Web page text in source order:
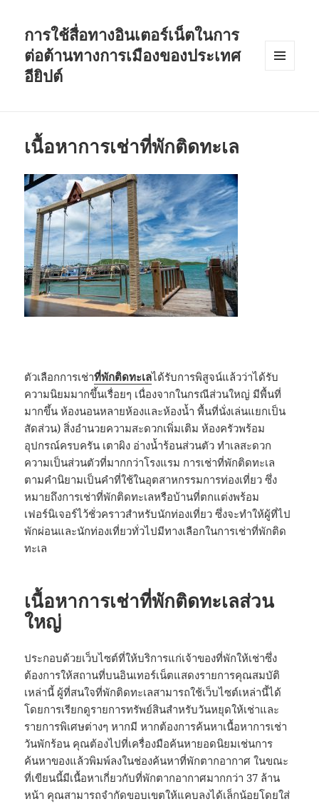
การใช้สื่อทางอินเตอร์เน็ตในการ
ต่อต้านทางการเมืองของประเทศ
อียิปต์
เนื้อหาการเช่าที่พักติดทะเล
ตัวเลือกการเช่าที่พักติดทะเลได้รับการพิสูจน์แล้วว่าได้รับ
ความนิยมมากขึ้นเรื่อยๆ เนื่องจากในกรณีส่วนใหญ่ มีพื้นที่
มากขึ้น ห้องนอนหลายห้องและห้องน้ำ พื้นที่นั่งเล่นแยกเป็น
สัดส่วน) สิ่งอำนวยความสะดวกเพิ่มเติม ห้องครัวพร้อม
อุปกรณ์ครบครัน เตาผิง อ่างน้ำร้อนส่วนตัว ทำเลสะดวก
ความเป็นส่วนตัวที่มากกว่าโรงแรม การเช่าที่พักติดทะเล
ตามคำนิยามเป็นคำที่ใช้ในอุตสาหกรรมการท่องเที่ยว ซึ่ง
หมายถึงการเช่าที่พักติดทะเลหรือบ้านที่ตกแต่งพร้อม
เฟอร์นิเจอร์ไว้ชั่วคราวสำหรับนักท่องเที่ยว ซึ่งจะทำให้ผู้ที่ไป
พักผ่อนและนักท่องเที่ยวทั่วไปมีทางเลือกในการเช่าที่พักติด
ทะเล
เนื้อหาการเช่าที่พักติดทะเลส่วน
ใหญ่
ประกอบด้วยเว็บไซต์ที่ให้บริการแก่เจ้าของที่พักให้เช่าซึ่ง
ต้องการให้สถานที่บนอินเทอร์เน็ตแสดงรายการคุณสมบัติ
เหล่านี้ ผู้ที่สนใจที่พักติดทะเลสามารถใช้เว็บไซต์เหล่านี้ได้
โดยการเรียกดูรายการทรัพย์สินสำหรับวันหยุดให้เช่าและ
รายการพิเศษต่างๆ หากมี หากต้องการค้นหาเนื้อหาการเช่า
วันพักร้อน คุณต้องไปที่เครื่องมือค้นหายอดนิยมเช่นการ
ค้นหาของแล้วพิมพ์ลงในช่องค้นหาที่พักตากอากาศ ในขณะ
ที่เขียนนี้มีเนื้อหาเกี่ยวกับที่พักตากอากาศมากกว่า 37 ล้าน
หน้า คุณสามารถจำกัดขอบเขตให้แคบลงได้เล็กน้อยโดยใส่